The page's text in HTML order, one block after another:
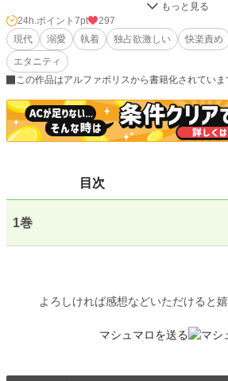
な仕事を辞めろと言われてしまう。そのことに自
日、私は処女を失っていた。そしてその相手は憧
戸惑う反面、「酒を理由になかったことになんてさ
離してくれない。彼の強すぎる愛情表現と一緒に過
くてどんどん堕ちていく。
小説 37,052 位 / 228,584 件
恋愛 16,191 位 / 66,315 件
文字数(レンタル含む)
初回完結日時 2022.09.09 22:09
84 pt (36,763 位)
24h.ポイント 7pt
297
現代
溺愛 執着 独占欲激しい 快楽責め
エタニティ
この作品はアルファポリスから書籍化されていま
目次
1巻
よろしければ感想などいただけると
マシュマロを送る